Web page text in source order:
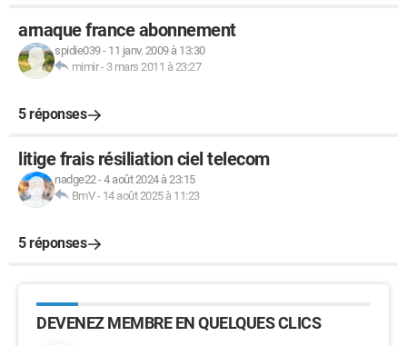
arnaque france abonnement
spidie039- 11 janv. 2009 à 13:30
mimir- 3 mars 2011 à 23:27
5 réponses
litige frais résiliation ciel telecom
nadge22-4 août 2024 à 23:15
BmV- 14 août 2025 à 11:23
5 réponses
DEVENEZ MEMBRE EN QUELQUES CLICS